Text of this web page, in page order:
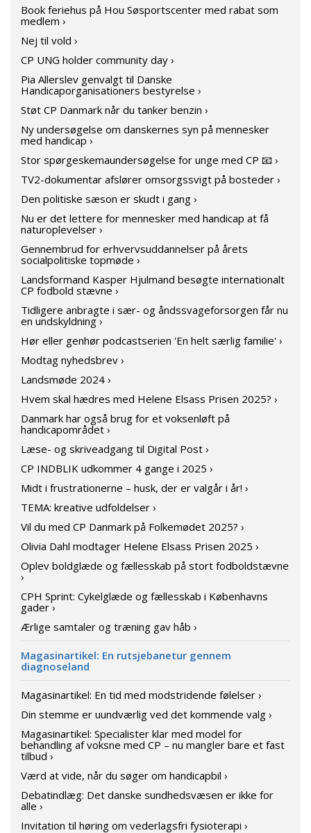
Book feriehus på Hou Søsportscenter med rabat som
medlem ›
Nej til vold ›
CP UNG holder community day ›
Pia Allerslev genvalgt til Danske
Handicaporganisationers bestyrelse ›
Støt CP Danmark når du tanker benzin ›
Ny undersøgelse om danskernes syn på mennesker
med handicap ›
Stor spørgeskemaundersøgelse for unge med CP 📧 ›
TV2-dokumentar afslører omsorgssvigt på bosteder ›
Den politiske sæson er skudt i gang ›
Nu er det lettere for mennesker med handicap at få
naturoplevelser ›
Gennembrud for erhvervsuddannelser på årets
socialpolitiske topmøde ›
Landsformand Kasper Hjulmand besøgte internationalt
CP fodbold stævne ›
Tidligere anbragte i sær- og åndssvageforsorgen får nu
en undskyldning ›
Hør eller genhør podcastserien 'En helt særlig familie' ›
Modtag nyhedsbrev ›
Landsmøde 2024 ›
Hvem skal hædres med Helene Elsass Prisen 2025? ›
Danmark har også brug for et voksenløft på
handicapområdet ›
Læse- og skriveadgang til Digital Post ›
CP INDBLIK udkommer 4 gange i 2025 ›
Midt i frustrationerne – husk, der er valgår i år! ›
TEMA: kreative udfoldelser ›
Vil du med CP Danmark på Folkemødet 2025? ›
Olivia Dahl modtager Helene Elsass Prisen 2025 ›
Oplev boldglæde og fællesskab på stort fodboldstævne
›
CPH Sprint: Cykelglæde og fællesskab i Københavns
gader ›
Ærlige samtaler og træning gav håb ›
Magasinartikel: En rutsjebanetur gennem
diagnoseland
Magasinartikel: En tid med modstridende følelser ›
Din stemme er uundværlig ved det kommende valg ›
Magasinartikel: Specialister klar med model for
behandling af voksne med CP – nu mangler bare et fast
tilbud ›
Værd at vide, når du søger om handicapbil ›
Debatindlæg: Det danske sundhedsvæsen er ikke for
alle ›
Invitation til høring om vederlagsfri fysioterapi ›